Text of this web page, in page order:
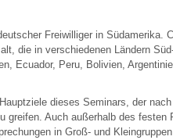
Freiwilliger in Südamerika.
die in verschiedenen Ländern
Ecuador, Peru, Bolivien,
dieses Seminars, der
greifen. Auch außerhalb des festen
in Groß- und